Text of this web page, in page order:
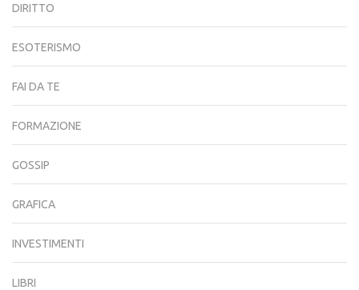
DIRITTO
ESOTERISMO
FAI DA TE
FORMAZIONE
GOSSIP
GRAFICA
INVESTIMENTI
LIBRI